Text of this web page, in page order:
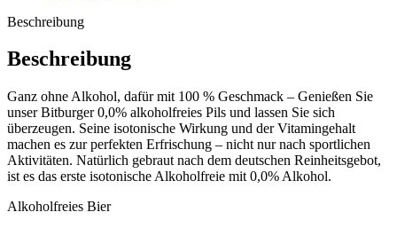
Beschreibung
Beschreibung
Ganz ohne Alkohol, dafür mit 100 % Geschmack – Genießen Sie
unser Bitburger 0,0% alkoholfreies Pils und lassen Sie sich
überzeugen. Seine isotonische Wirkung und der Vitamingehalt
machen es zur perfekten Erfrischung – nicht nur nach sportlichen
Aktivitäten. Natürlich gebraut nach dem deutschen Reinheitsgebot,
ist es das erste isotonische Alkoholfreie mit 0,0% Alkohol.
Alkoholfreies Bier